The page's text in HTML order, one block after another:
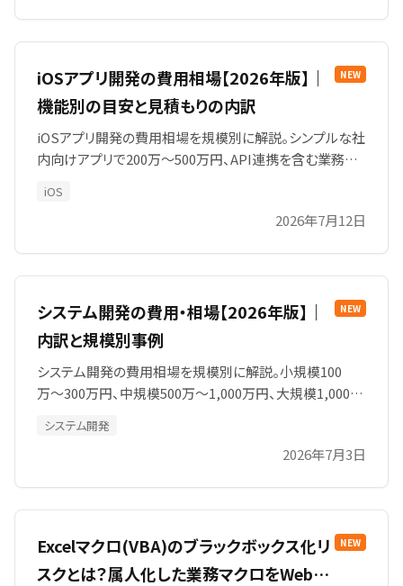
iOSアプリ開発の費用相場【2026年版】｜
機能別の目安と見積もりの内訳
NEW
iOSアプリ開発の費用相場を規模別に解説。シンプルな社
内向けアプリで200万〜500万円、API連携を含む業務ア
スアプリは1,500万円〜が目安です。費用の内訳、金額を
左右するiOS特有の要素、保守費用、コストを抑える進め
iOS
2026年7月12日
システム開発の費用・相場【2026年版】｜
内訳と規模別事例
NEW
システム開発の費用相場を規模別に解説。小規模100
万〜300万円、中規模500万〜1,000万円、大規模1,000万
左右する7つの要因、見積もり取得の注意点、コストを抑え
る8つの方法、補助金の活用まで、発注前に知りたい費用
システム開発
2026年7月3日
Excelマクロ(VBA)のブラックボックス化リ
スクとは？属人化した業務マクロをWebシ
NEW